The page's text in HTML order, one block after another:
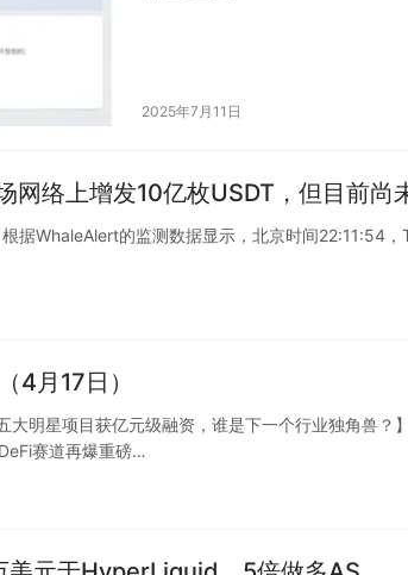
2025年7月11日
网络上增发10亿枚USDT，但目前尚
据WhaleAlert的监测数据显示，北京时间22:11:54
4月17日）
大明星项目获亿元级融资，谁是下一个行业独角兽
赛道再爆重磅…